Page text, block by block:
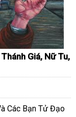
Giá, Nữ Tu,
Các Bạn Tử Đạo